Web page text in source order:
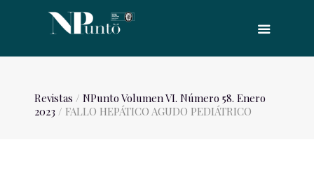
Revistas / NPunto Volumen VI. Número 58. Enero
2023 / FALLO HEPÁTICO AGUDO PEDIÁTRICO